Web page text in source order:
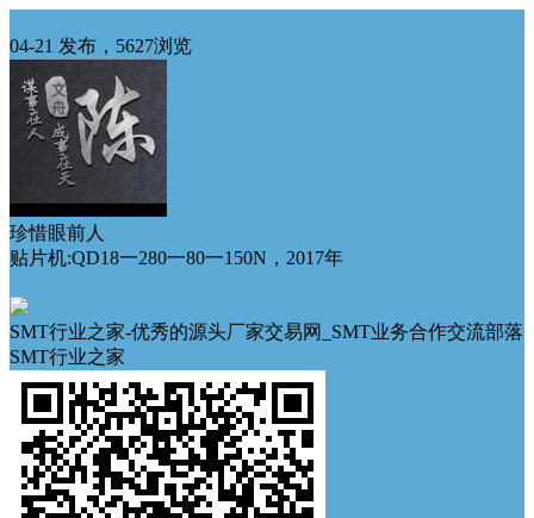
04-21 发布，5627浏览
珍惜眼前人
贴片机:QD18一280一80一150N，2017年
SMT行业之家-优秀的源头厂家交易网_SMT业务合作交流部落
SMT行业之家